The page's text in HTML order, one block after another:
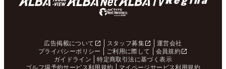
広告掲載について スタッフ募集
運営会社
プライバシーポリシー
ご利用に際して
会員規約
ガイドライン
特定商取引法に基づく表示
ゴルフ場予約サービス利用規約
マイページサービス利用規約